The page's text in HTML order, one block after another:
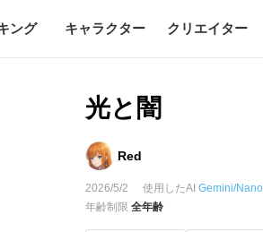
ング キャラクター クリエイター
光と闇
Red
2026/5/2 使用したAIGemini/
年齢制限全年齢